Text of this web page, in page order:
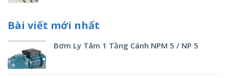
Bài viết mới nhất
Bơm Ly Tâm 1 Tầng Cánh NPM 5 / NP 5